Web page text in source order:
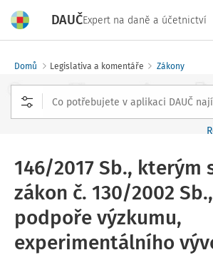
DAUČExpert na daně a účetnictví
Domů Legislativa a komentáře Zákony
146/2017 Sb., kterým
zákon č. 130/2002
podpoře výzkumu,
experimentálního